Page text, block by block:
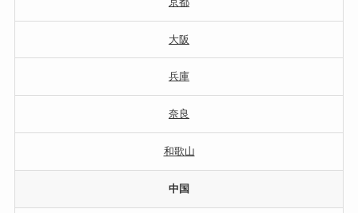
大阪
兵庫
奈良
和歌山
中国